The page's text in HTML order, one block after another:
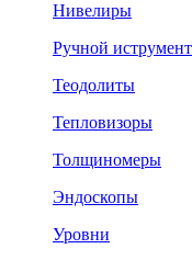
Нивелиры
Ручной иструмент
Теодолиты
Тепловизоры
Толщиномеры
Эндоскопы
Уровни